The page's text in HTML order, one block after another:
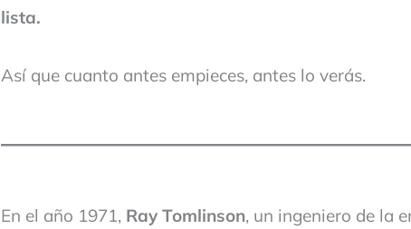
lista.
Así que cuanto antes empieces, antes lo verás.
En el año 1971, Ray Tomlinson, un ingeniero de la